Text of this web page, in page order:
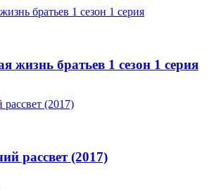
жизнь братьев 1 сезон 1 серия
рассвет (2017)